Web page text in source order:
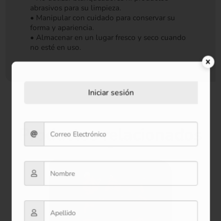
abrasivos para su limpieza.
• Manipular con cuidado para conservar su
forma y apariencia.
• Almacenar en un lugar fresco y seco cuando
no esté en uso.
Productos relacionados
Iniciar sesión